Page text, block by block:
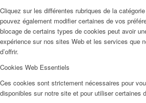
Cliquez sur les différentes rubriques de la
pouvez également modifier certaines de vos
blocage de certains types de cookies peut avoir
expérience sur nos sites Web et les services que
d’offrir.
Cookies Web Essentiels
Ces cookies sont strictement nécessaires pour
disponibles sur notre site et pour utiliser certaines